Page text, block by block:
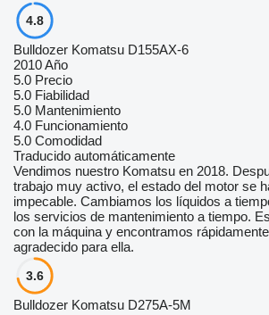
4.8
Bulldozer Komatsu D155AX-6
2010 Año
5.0 Precio
5.0 Fiabilidad
5.0 Mantenimiento
4.0 Funcionamiento
5.0 Comodidad
Traducido automáticamente
Vendimos nuestro Komatsu en 2018.
trabajo muy activo, el estado del motor se
impecable. Cambiamos los líquidos a
los servicios de mantenimiento a tiempo.
con la máquina y encontramos
agradecido para ella.
3.6
Bulldozer Komatsu D275А-5М